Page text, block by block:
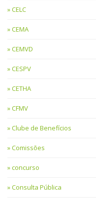
CELC
CEMA
CEMVD
CESPV
CETHA
CFMV
Clube de Benefícios
Comissões
concurso
Consulta Pública